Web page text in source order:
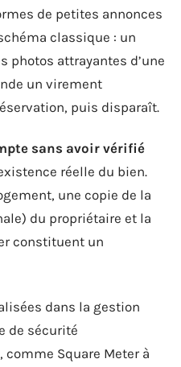
de petites annonces
classique : un
photos attrayantes d’une
un virement
puis disparaît.
sans avoir vérifié
réelle du bien.
une copie de la
du propriétaire et la
constituent un
dans la gestion
de sécurité
Square Meter à